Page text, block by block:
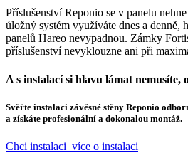
Příslušenství Reponio se v panelu
úložný systém využíváte dnes a denně,
panelů Hareo nevypadnou. Zámky
příslušenství nevyklouzne ani při
A s instalací si hlavu lámat nemusíte,
Svěřte instalaci závěsné stěny Reponio
a získáte profesionální a dokonalou montáž.
Chci instalaci více o instalaci